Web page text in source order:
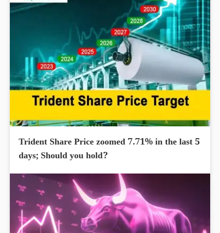
Trident Share Price zoomed 7.71% in the last 5
days; Should you hold?